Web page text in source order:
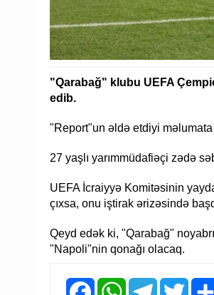
"Qarabağ" klubu UEFA
edib.
"Report"un əldə etdiyi
27 yaşlı yarımmüdafiəçi zədə
UEFA İcraiyyə Komitəsinin
çıxsa, onu iştirak ərizəsində
Qeyd edək ki, "Qarabağ"
"Napoli"nin qonağı olacaq.
FacebookWhatsAppTelegram